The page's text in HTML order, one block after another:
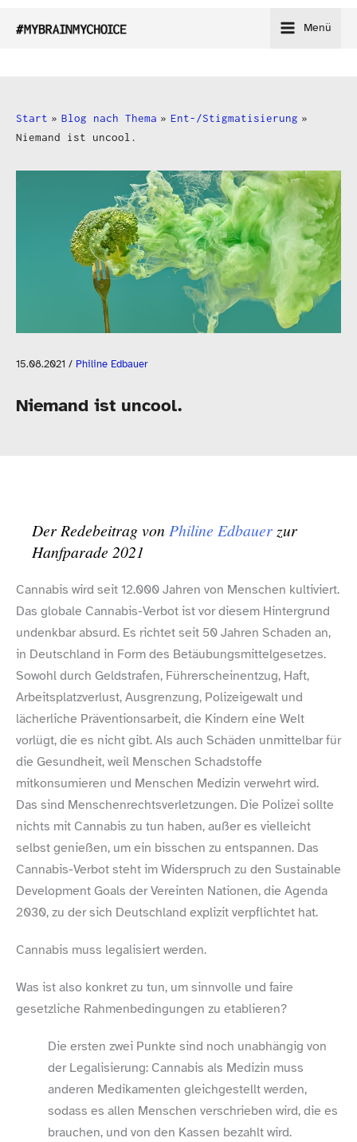
Inhalt
Menü
Start Blog nach Thema
Ent-/Stigmatisierung
Niemand ist uncool.
15.08.2021 / Philine Edbauer
Niemand ist uncool.
Der Redebeitrag von Philine Edbauer zur
Hanfparade 2021
Cannabis wird seit 12.000 Jahren von Menschen kultiviert.
Das globale Cannabis-​Verbot ist vor diesem Hintergrund
undenkbar absurd. Es richtet seit 50 Jahren Schaden an,
in Deutschland in Form des Betäubungsmittelgesetzes.
Sowohl durch Geldstrafen, Führerscheinentzug, Haft,
Arbeitsplatzverlust, Ausgrenzung, Polizeigewalt und
lächerliche Präventionsarbeit, die Kindern eine Welt
vorlügt, die es nicht gibt. Als auch Schäden unmittelbar für
die Gesundheit, weil Menschen Schadstoffe
mitkonsumieren und Menschen Medizin verwehrt wird.
Das sind Menschenrechtsverletzungen. Die Polizei sollte
nichts mit Cannabis zu tun haben, außer es vielleicht
selbst genießen, um ein bisschen zu entspannen. Das
Cannabis-​Verbot steht im Widerspruch zu den Sustainable
Development Goals der Vereinten Nationen, die Agenda
2030, zu der sich Deutschland explizit verpflichtet hat.
Cannabis muss legalisiert werden.
Was ist also konkret zu tun, um sinnvolle und faire
gesetzliche Rahmenbedingungen zu etablieren?
Die ersten zwei Punkte sind noch unabhängig von
der Legalisierung: Cannabis als Medizin muss
anderen Medikamenten gleichgestellt werden,
sodass es allen Menschen verschrieben wird, die es
brauchen, und von den Kassen bezahlt wird.